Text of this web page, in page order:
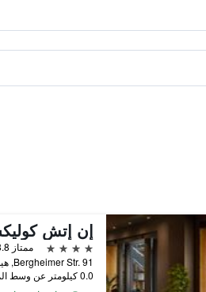
إن إتش
4 نجوم
ممتاز 8.8
Bergheimer Str. 91, هيدلبرغ, بادن - فورتمبيرغ, ألمانيا
0.0 كيلومتر عن وسط المدينة